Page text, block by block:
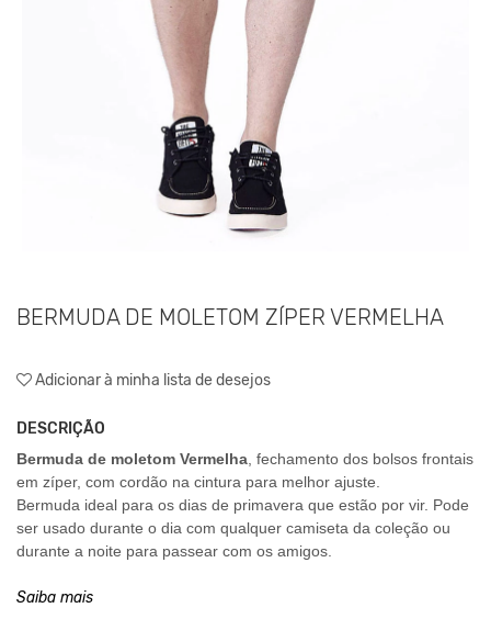
BERMUDA DE MOLETOM ZÍPER VERMELHA
Adicionar à minha lista de desejos
DESCRIÇÃO
Bermuda de moletom Vermelha , fechamento dos bolsos frontais
em zíper, com cordão na cintura para melhor ajuste.
Bermuda ideal para os dias de primavera que estão por vir. Pode
ser usado durante o dia com qualquer camiseta da coleção ou
durante a noite para passear com os amigos.
Saiba mais